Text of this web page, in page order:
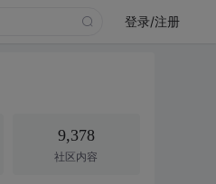
登录/注册
9,378
社区内容